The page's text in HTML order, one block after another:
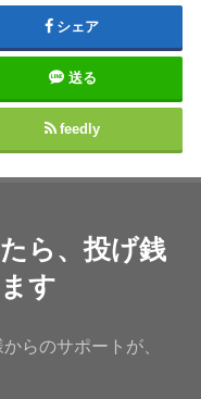
シェア
送る
feedly
ら、投げ銭
す
らのサポートが、